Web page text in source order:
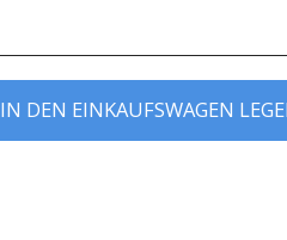
IN DEN EINKAUFSWAGEN